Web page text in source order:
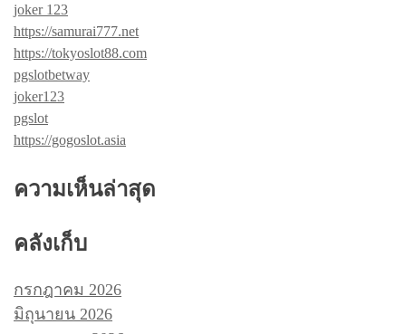
joker 123
https://samurai777.net
https://tokyoslot88.com
pgslotbetway
joker123
pgslot
https://gogoslot.asia
ความเห็นล่าสุด
คลังเก็บ
กรกฎาคม 2026
มิถุนายน 2026